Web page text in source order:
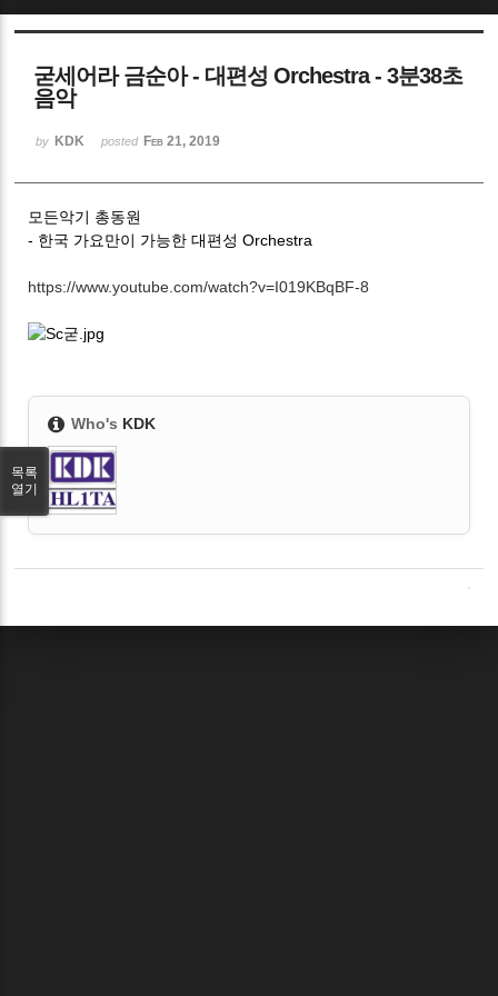
굳세어라 금순아 - 대편성 Orchestra - 3분38초
음악
by KDK posted Feb 21, 2019
모든악기 총동원
- 한국 가요만이 가능한 대편성 Orchestra
https://www.youtube.com/watch?v=I019KBqBF-8
Who's KDK
목록
열기
Sketchbook5, 스케치북5
Sketchbook5, 스케치북5